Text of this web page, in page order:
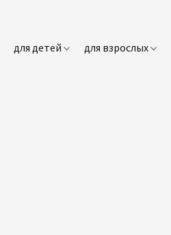
для детей для взрослых